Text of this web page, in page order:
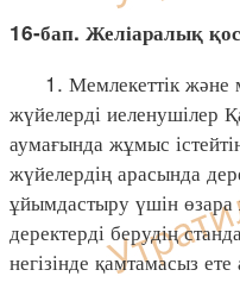
16-бап. Желіаралық
1. Мемлекеттік және
жүйелерді иеленушілер
аумағында жұмыс
жүйелердің арасында
ұйымдастыру үшін өзара
деректерді берудің
негізінде қамтамасыз